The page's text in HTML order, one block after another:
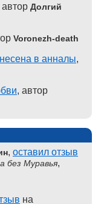
автор Долгий
Voronezh-death
в анналы,
, автор
, оставил отзыв
без Муравья,
на